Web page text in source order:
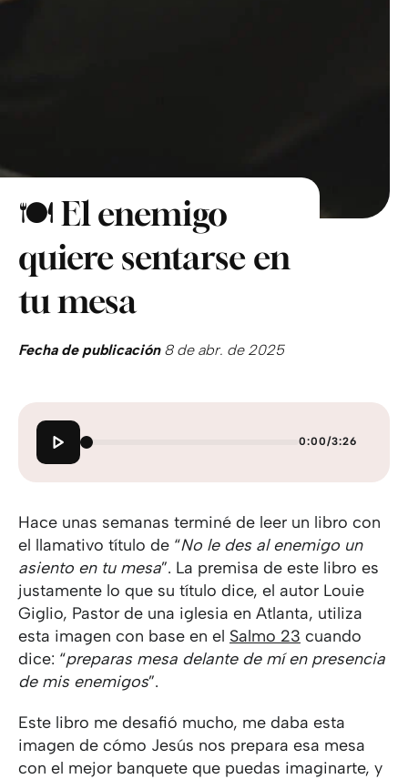
🍽️ El enemigo
quiere sentarse en
tu mesa
Fecha de publicación8 de abr. de 2025
0:00/3:26
Hace unas semanas terminé de leer un libro con
el llamativo título de “No le des al enemigo un
asiento en tu mesa”. La premisa de este libro es
justamente lo que su título dice, el autor Louie
Giglio, Pastor de una iglesia en Atlanta, utiliza
esta imagen con base en el Salmo 23 cuando
dice: “preparas mesa delante de mí en presencia
de mis enemigos”.
Este libro me desafió mucho, me daba esta
imagen de cómo Jesús nos prepara esa mesa
con el mejor banquete que puedas imaginarte, y